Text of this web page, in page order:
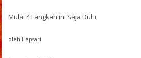
Mulai 4 Langkah ini Saja Dulu
oleh Hapsari